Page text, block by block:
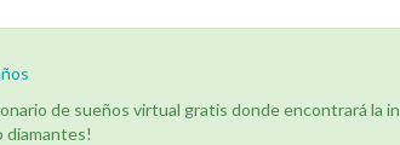
de sueños virtual gratis donde encontrará la
diamantes!